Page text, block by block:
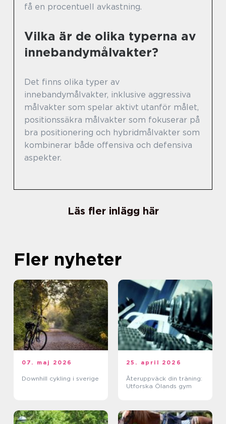
få en procentuell avkastning.
Vilka är de olika typerna av
innebandymålvakter?
Det finns olika typer av
innebandymålvakter, inklusive aggressiva
målvakter som spelar aktivt utanför målet,
positionssäkra målvakter som fokuserar på
bra positionering och hybridmålvakter som
kombinerar både offensiva och defensiva
aspekter.
Läs fler inlägg här
Fler nyheter
07. maj 2026
Downhill cykling i sverige
25. april 2026
Återuppväck din träning:
Utforska Ölands gym